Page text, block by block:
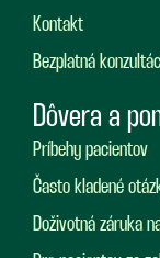
Kontakt
Bezplatná
Dôvera a
Príbehy pacientov
Často kladené
Doživotná záruka